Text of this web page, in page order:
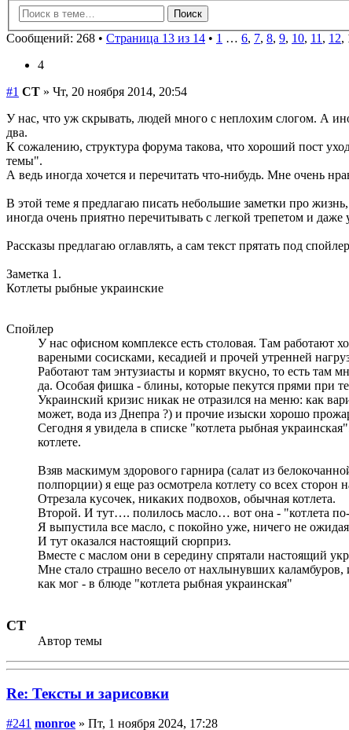
Сообщений: 268 • Страница 13 из 14 • 1 … 6, 7, 8, 9, 10, 11 , 12,
4
#1 СТ » Чт, 20 ноября 2014, 20:54
У нас, что уж скрывать, людей много с неплохим слогом. А
два.
К сожалению, структура форума такова, что хороший пост
темы".
А ведь иногда хочется и перечитать что-нибудь. Мне очень
В этой теме я предлагаю писать небольшие заметки про
иногда очень приятно перечитывать с легкой трепетом и
Рассказы предлагаю оглавлять, а сам текст прятать под
Заметка 1.
Котлеты рыбные украинские
Спойлер
У нас офисном комплексе есть столовая. Там работают
вареными сосисками, кесадией и прочей утренней
Работают там энтузиасты и кормят вкусно, то есть там
да. Особая фишка - блины, которые пекутся прями при
Украинский кризис никак не отразился на меню: как
может, вода из Днепра ?) и прочие изыски хорошо
Сегодня я увидела в списке "котлета рыбная
котлете.
Взяв маскимум здорового гарнира (салат из
полпорции) я еще раз осмотрела котлету со всех сторон
Отрезала кусочек, никаких подвохов, обычная котлета.
Второй. И тут…. полилось масло… вот она - "котлета
Я выпустила все масло, с покойно уже, ничего не ожидая,
И тут оказался настоящий сюрприз.
Вместе с маслом они в середину спрятали настоящий
Мне стало страшно весело от нахлынувших
как мог - в блюде "котлета рыбная украинская"
СТ
Автор темы
Re: Тексты и зарисовки
#241 monroe » Пт, 1 ноября 2024, 17:28